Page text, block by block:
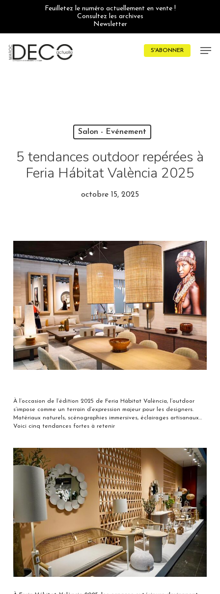
Feuilletez le numéro actuellement en vente !
Consultez les archives
Newsletter
S'ABONNER
Salon - Evénement
5 tendances outdoor repérées à
Feria Hábitat València 2025
octobre 15, 2025
À l’occasion de l’édition 2025 de Feria Hábitat València, l’outdoor
s’impose comme un terrain d’expression majeur pour les designers.
Matériaux naturels, scénographies immersives, éclairages artisanaux…
Voici cinq tendances fortes à retenir